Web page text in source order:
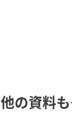
他の資料